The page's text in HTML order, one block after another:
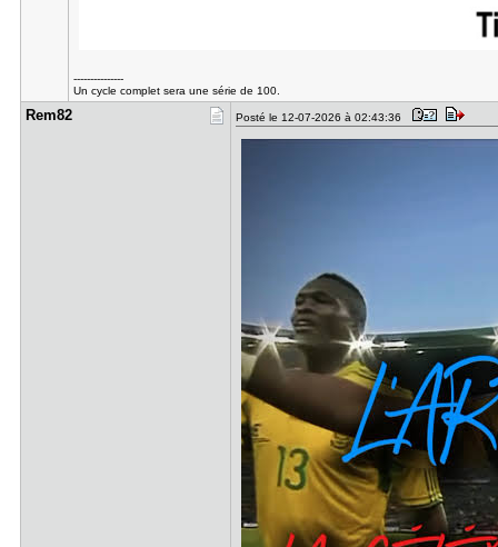
---------------
Un cycle complet sera une série de 100.
Rem82 Posté le 12-07-2026 à 02:43:36